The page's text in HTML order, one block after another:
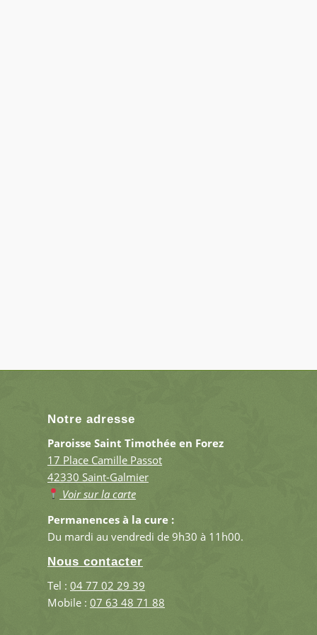
Notre adresse
Paroisse Saint Timothée en Forez
17 Place Camille Passot
42330 Saint-Galmier
Voir sur la carte
Permanences à la cure :
Du mardi au vendredi de 9h30 à 11h00.
Nous contacter
Tel : 04 77 02 29 39
Mobile : 07 63 48 71 88